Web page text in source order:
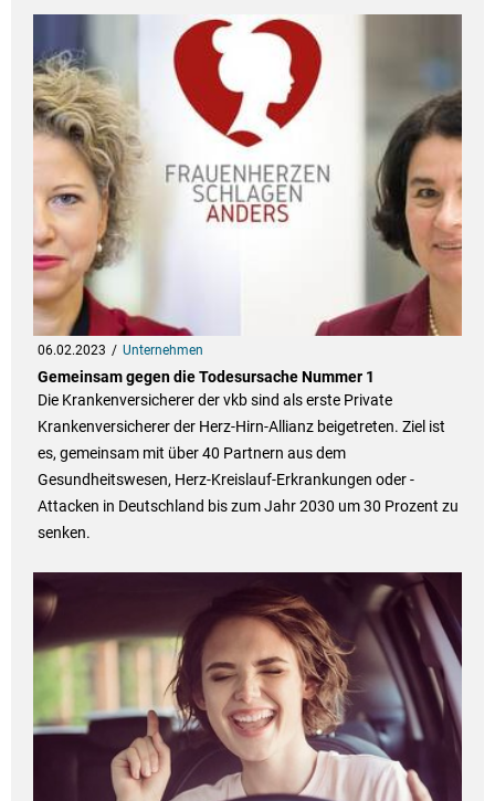
06.02.2023 Unternehmen
Gemeinsam gegen die Todesursache Nummer 1
Die Krankenversicherer der vkb sind als erste Private
Krankenversicherer der Herz-Hirn-Allianz beigetreten. Ziel ist
es, gemeinsam mit über 40 Partnern aus dem
Gesundheitswesen, Herz-Kreislauf-Erkrankungen oder -
Attacken in Deutschland bis zum Jahr 2030 um 30 Prozent zu
senken.